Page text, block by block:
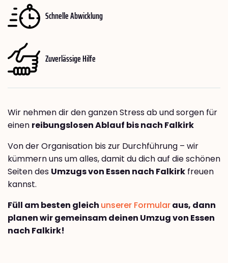
Schnelle Abwicklung
Zuverlässige Hilfe
Wir nehmen dir den ganzen Stress ab und sorgen für
einen reibungslosen Ablauf bis nach Falkirk
Von der Organisation bis zur Durchführung – wir
kümmern uns um alles, damit du dich auf die schönen
Seiten des Umzugs von Essen nach Falkirk freuen
kannst.
Füll am besten gleich unserer Formularaus, dann
planen wir gemeinsam deinen Umzug von Essen
nach Falkirk!